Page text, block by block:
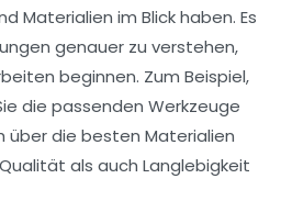
Materialien im Blick haben. Es
genauer zu verstehen,
beginnen. Zum Beispiel,
die passenden Werkzeuge
über die besten Materialien
als auch Langlebigkeit